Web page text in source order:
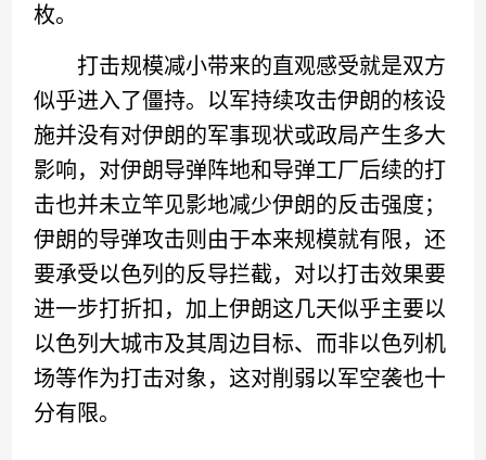
枚。
打击规模减小带来的直观感受就是双方
似乎进入了僵持。以军持续攻击伊朗的核设
施并没有对伊朗的军事现状或政局产生多大
影响，对伊朗导弹阵地和导弹工厂后续的打
击也并未立竿见影地减少伊朗的反击强度；
伊朗的导弹攻击则由于本来规模就有限，还
要承受以色列的反导拦截，对以打击效果要
进一步打折扣，加上伊朗这几天似乎主要以
以色列大城市及其周边目标、而非以色列机
场等作为打击对象，这对削弱以军空袭也十
分有限。